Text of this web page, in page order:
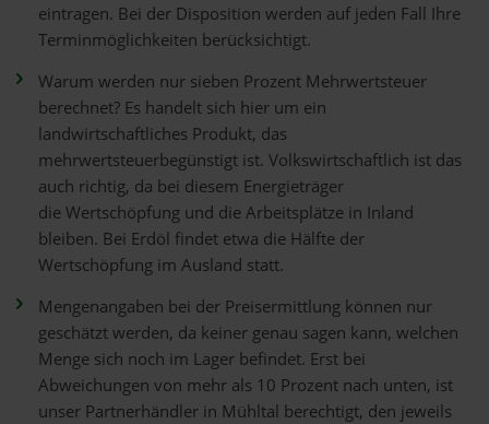
eintragen. Bei der Disposition werden auf jeden Fall Ihre
Terminmöglichkeiten berücksichtigt.
Warum werden nur sieben Prozent Mehrwertsteuer
berechnet? Es handelt sich hier um ein
landwirtschaftliches Produkt, das
mehrwertsteuerbegünstigt ist. Volkswirtschaftlich ist das
auch richtig, da bei diesem Energieträger
die Wertschöpfung und die Arbeitsplätze in Inland
bleiben. Bei Erdöl findet etwa die Hälfte der
Wertschöpfung im Ausland statt.
Mengenangaben bei der Preisermittlung können nur
geschätzt werden, da keiner genau sagen kann, welchen
Menge sich noch im Lager befindet. Erst bei
Abweichungen von mehr als 10 Prozent nach unten, ist
unser Partnerhändler in Mühltal berechtigt, den jeweils